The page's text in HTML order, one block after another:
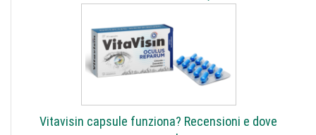
Vitavisin capsule funziona? Recensioni e dove